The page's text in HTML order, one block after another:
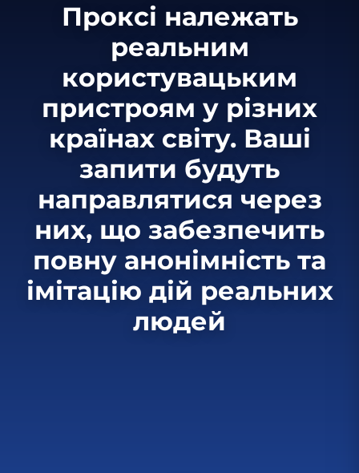
Проксі належать
реальним
користувацьким
пристроям у різних
країнах світу. Ваші
запити будуть
направлятися через
них, що забезпечить
повну анонімність та
імітацію дій реальних
людей